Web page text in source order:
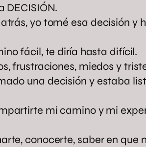
DECISIÓN.
yo tomé esa decisión y
fácil, te diría hasta difícil.
frustraciones, miedos y
una decisión y estaba
mi camino y mi
conocerte, saber en